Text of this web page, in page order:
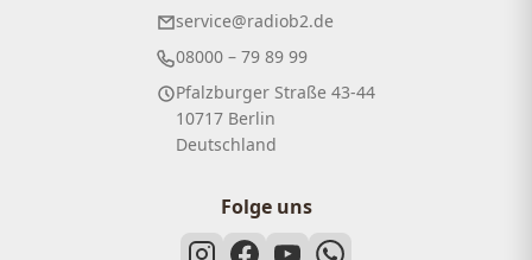
service@radiob2.de
08000 – 79 89 99
Pfalzburger Straße 43-44
10717 Berlin
Deutschland
Folge uns